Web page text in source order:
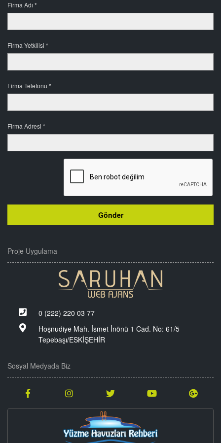
Firma Adı *
Firma Yetkilisi *
Firma Telefonu *
Firma Adresi *
Proje Uygulama
0 (222) 220 03 77
Hoşnudiye Mah. İsmet İnönü 1 Cad. No: 61/5
Tepebaşı/ESKİŞEHİR
Sosyal Medyada Biz